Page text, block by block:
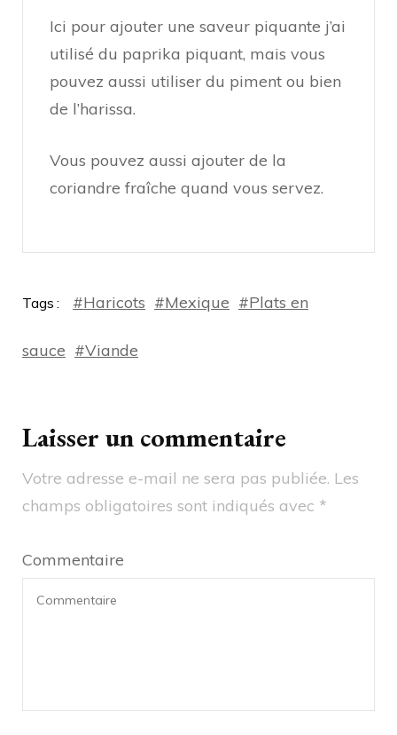
Ici pour ajouter une saveur piquante j’ai
utilisé du paprika piquant, mais vous
pouvez aussi utiliser du piment ou bien
de l’harissa.
Vous pouvez aussi ajouter de la
coriandre fraîche quand vous servez.
Tags #Haricots #Mexique #Plats en
sauce #Viande
Laisser un commentaire
Votre adresse e-mail ne sera pas publiée. Les
champs obligatoires sont indiqués avec *
Commentaire